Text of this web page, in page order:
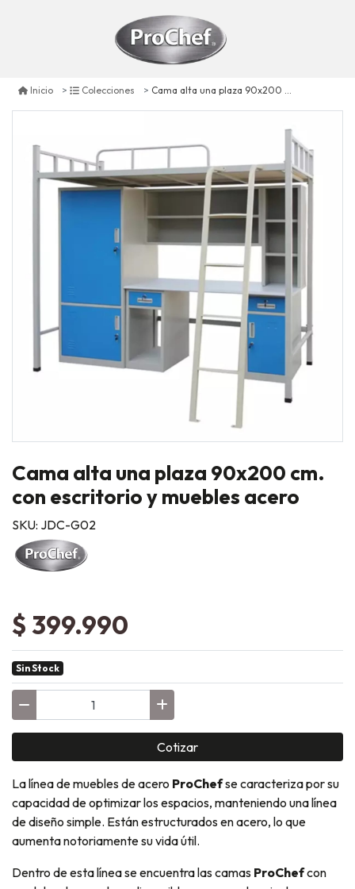
Inicio Colecciones Cama alta una plaza 90x200 cm. con escritorio y muebles acero
Cama alta una plaza 90x200 cm.
con escritorio y muebles acero
SKU: JDC-G02
$ 399.990
Sin Stock
Cotizar
La línea de muebles de acero ProChefse caracteriza por su
capacidad de optimizar los espacios, manteniendo una línea
de diseño simple. Están estructurados en acero, lo que
aumenta notoriamente su vida útil.
Dentro de esta línea se encuentra las camas ProChefcon